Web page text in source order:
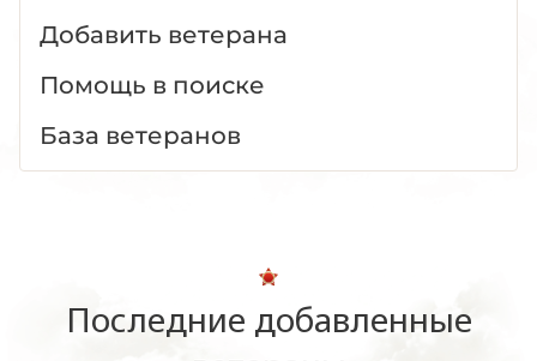
Добавить ветерана
Помощь в поиске
База ветеранов
Последние добавленные